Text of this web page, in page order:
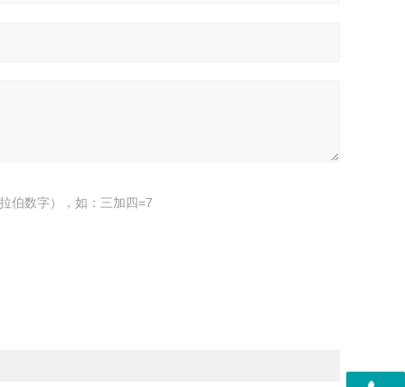
伯数字），如：三加四=7